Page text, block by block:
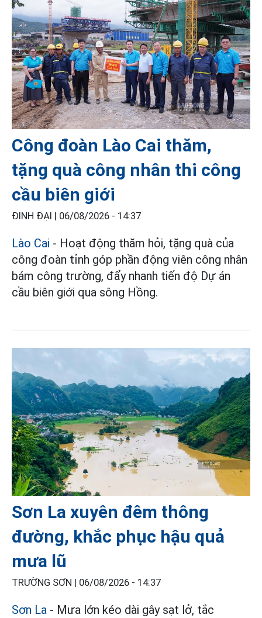
Công đoàn Lào Cai thăm,
tặng quà công nhân thi công
cầu biên giới
ĐINH ĐẠI | 06/08/2026 - 14:37
Lào Cai - Hoạt động thăm hỏi, tặng quà của
công đoàn tỉnh góp phần động viên công nhân
bám công trường, đẩy nhanh tiến độ Dự án
cầu biên giới qua sông Hồng.
Sơn La xuyên đêm thông
đường, khắc phục hậu quả
mưa lũ
TRƯỜNG SƠN | 06/08/2026 - 14:37
Sơn La - Mưa lớn kéo dài gây sạt lở, tắc